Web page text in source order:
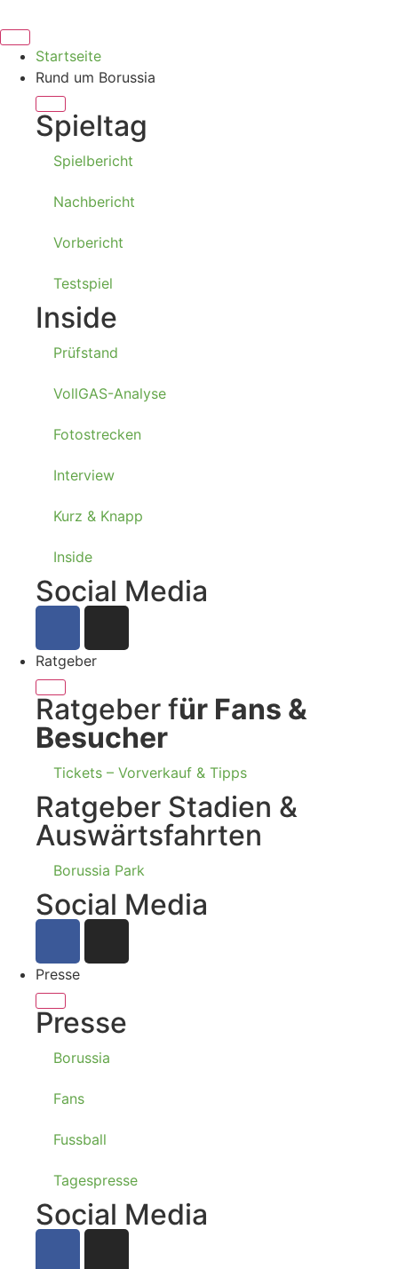
Startseite
Rund um Borussia
Spieltag
Spielbericht
Nachbericht
Vorbericht
Testspiel
Inside
Prüfstand
VollGAS-Analyse
Fotostrecken
Interview
Kurz & Knapp
Inside
Social Media
Ratgeber
Ratgeber für Fans &
Besucher
Tickets – Vorverkauf & Tipps
Ratgeber Stadien &
Auswärtsfahrten
Borussia Park
Social Media
Presse
Presse
Borussia
Fans
Fussball
Tagespresse
Social Media